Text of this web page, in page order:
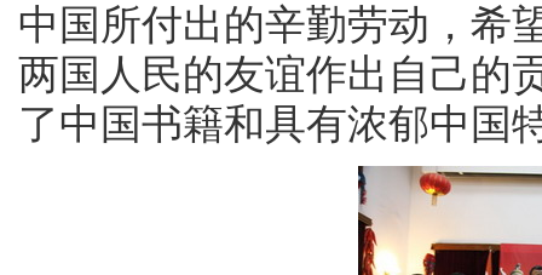
中国所付出的辛勤劳动，希
两国人民的友谊作出自己的
了中国书籍和具有浓郁中国